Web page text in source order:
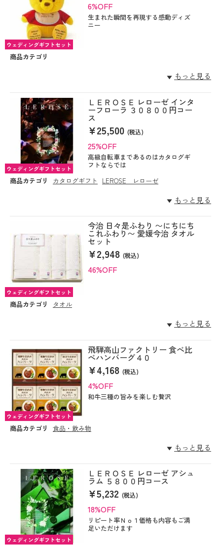
ウェディングギフトセット
6%OFF
生まれた瞬間を再現する感動ディズ
ニー
商品カテゴリ
もっと見る
ウェディングギフトセット
ＬＥＲＯＳＥ レローゼ インタ
ーフローラ ３０８００円コー
ス
¥25,500(税込)
25%OFF
高級自転車まであるのはカタログギ
フトならでは
商品カテゴリ
カタログギフト LEROSE レローゼ
もっと見る
ウェディングギフトセット
今治 日々是ふわり 〜にちにち
これふわり〜 愛媛今治 タオル
セット
¥2,948(税込)
46%OFF
商品カテゴリ タオル
もっと見る
ウェディングギフトセット
飛騨高山ファクトリー 食べ比
べハンバーグ４０
¥4,168(税込)
4%OFF
和牛三種の旨みを楽しむ贅沢
商品カテゴリ 食品・飲み物
もっと見る
ウェディングギフトセット
ＬＥＲＯＳＥ レローゼ アシュ
ラム ５８００円コース
¥5,232(税込)
18%OFF
リピート率Ｎｏ１価格も内容もご満
足いただけます